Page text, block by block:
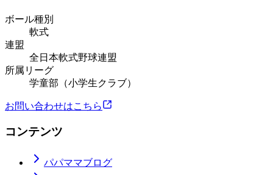
ボール種別
軟式
連盟
全日本軟式野球連盟
所属リーグ
学童部（小学生クラブ）
お問い合わせはこちら
コンテンツ
パパママブログ